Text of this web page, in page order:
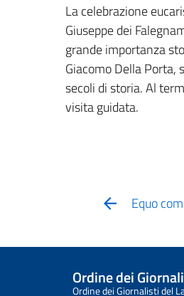
La celebrazione
Giuseppe dei
grande importanza
Giacomo Della Porta,
secoli di storia. Al
visita guidata.
Equo
Ordine dei
Ordine dei Giornalisti del